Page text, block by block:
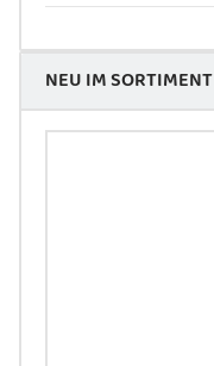
NEU IM SORTIMENT